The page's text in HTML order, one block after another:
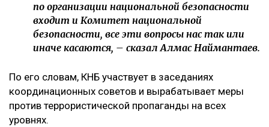
по организации национальной безопасности
входит и Комитет национальной
безопасности, все эти вопросы нас так или
иначе касаются, – сказал Алмас Наймантаев.
По его словам, КНБ участвует в заседаниях
координационных советов и вырабатывает меры
против террористической пропаганды на всех
уровнях.